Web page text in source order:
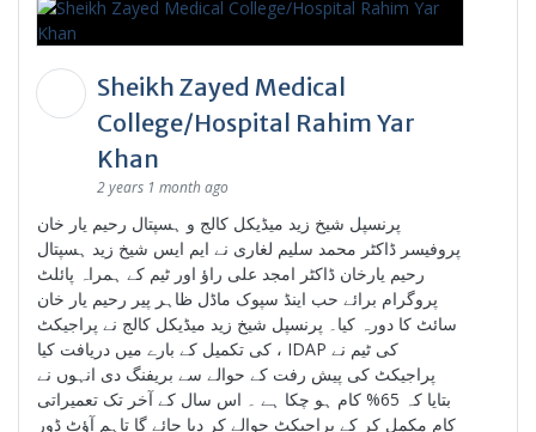
Sheikh Zayed Medical
College/Hospital Rahim Yar
Khan
2 years 1 month ago
پرنسپل شیخ زید میڈیکل کالج و ہسپتال رحیم یار خان
پروفیسر ڈاکٹر محمد سلیم لغاری نے ایم ایس شیخ زید ہسپتال
رحیم یارخان ڈاکٹر امجد علی راؤ اور ٹیم کے ہمراہ پائلٹ
پروگرام برائے حب اینڈ سپوک ماڈل ظاہر پیر رحیم یار خان
سائٹ کا دورہ کیا۔ پرنسپل شیخ زید میڈیکل کالج نے پراجیکٹ
کی تکمیل کے بارے میں دریافت کیا ، IDAP کی ٹیم نے
پراجیکٹ کی پیش رفت کے حوالے سے بریفنگ دی انہوں نے
بتایا کہ 65% کام ہو چکا ہے ۔ اس سال کے آخر تک تعمیراتی
کام مکمل کر کے پراجیکٹ حوالے کر دیا جائے گا تاہم آؤٹ ڈور